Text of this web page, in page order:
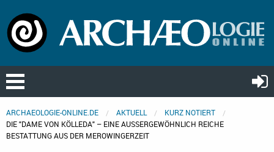
ARCHAEOLOGIE-ONLINE.DE AKTUELL
KURZ NOTIERT
DIE "DAME VON KÖLLEDA" – EINE AUSSERGEWÖHNLICH REICHE B
ESTATTUNG AUS DER MEROWINGERZEIT